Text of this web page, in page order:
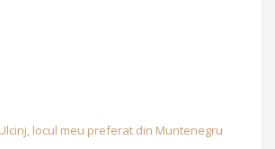
Ulcinj, locul meu preferat din Muntenegru